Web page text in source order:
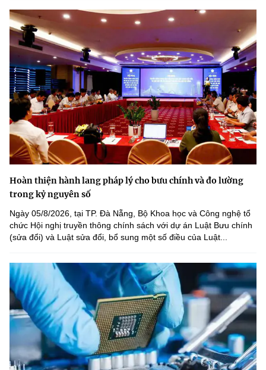
Hoàn thiện hành lang pháp lý cho bưu chính và đo lường
trong kỷ nguyên số
Ngày 05/8/2026, tại TP. Đà Nẵng, Bộ Khoa học và Công nghệ tổ
chức Hội nghị truyền thông chính sách với dự án Luật Bưu chính
(sửa đổi) và Luật sửa đổi, bổ sung một số điều của Luật...